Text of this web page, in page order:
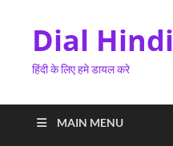
Dial Hindi
हिंदी के लिए हमे डायल करे
MAIN MENU